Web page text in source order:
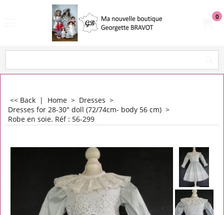
0
<< Back | Home > Dresses >
Dresses for 28-30" doll (72/74cm- body 56 cm) >
Robe en soie. Réf : 56-299